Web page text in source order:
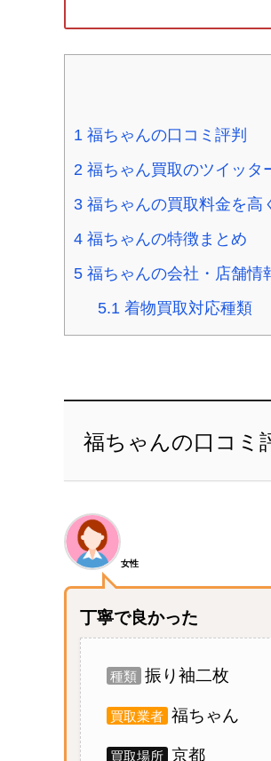
1 福ちゃんの口コミ評判
2 福ちゃん買取のツイッタ
3 福ちゃんの買取料金を高
4 福ちゃんの特徴まとめ
5 福ちゃんの会社・店舗情
5.1 着物買取対応種類
福ちゃんの口コミ
女性
丁寧で良かった
種類 振り袖二枚
買取業者 福ちゃん
買取場所 京都